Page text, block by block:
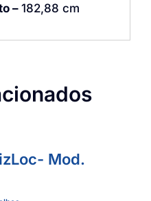
–182,88 cm
Mod.